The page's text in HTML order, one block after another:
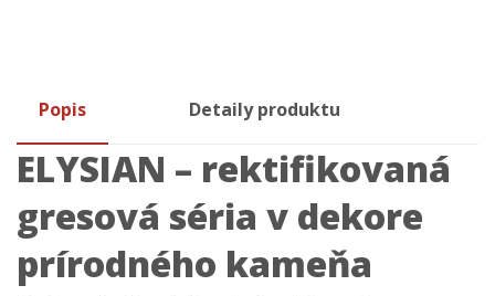
Popis Detaily produktu
ELYSIAN – rektifikovaná
gresová séria v dekore
prírodného kameňa